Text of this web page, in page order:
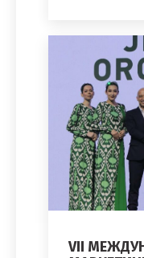
VII